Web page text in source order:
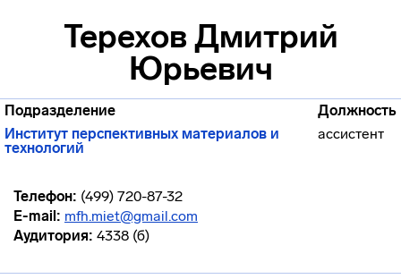
Терехов Дмитрий
Юрьевич
Подразделение
Должность
Институт перспективных материалов и
технологий
ассистент
Телефон: (499) 720-87-32
E-mail: mfh.miet@gmail.com
Аудитория: 4338 (б)